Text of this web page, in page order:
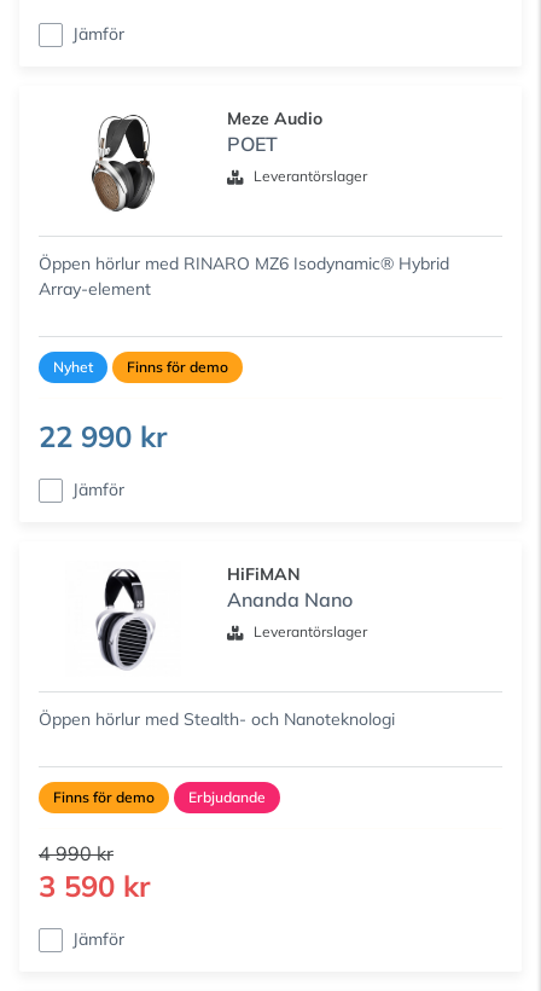
Jämför
Meze Audio
POET
Leverantörslager
Öppen hörlur med RINARO MZ6 Isodynamic® Hybrid
Array-element
Nyhet Finns för demo
22 990 kr
Jämför
HiFiMAN
Ananda Nano
Leverantörslager
Öppen hörlur med Stealth- och Nanoteknologi
Finns för demo Erbjudande
4 990 kr
3 590 kr
Jämför